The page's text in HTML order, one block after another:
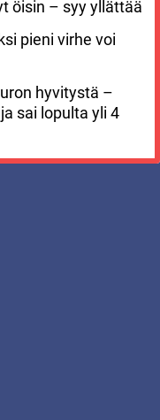
öisin – syy yllättää
pieni virhe voi
hyvitystä –
sai lopulta yli 4